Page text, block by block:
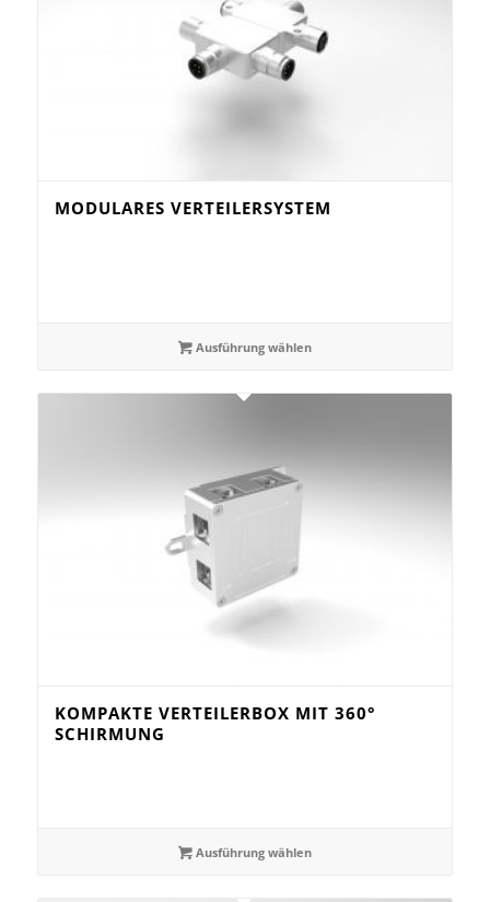
MODULARES VERTEILERSYSTEM
Ausführung wählen
KOMPAKTE VERTEILERBOX MIT 360°
SCHIRMUNG
Ausführung wählen